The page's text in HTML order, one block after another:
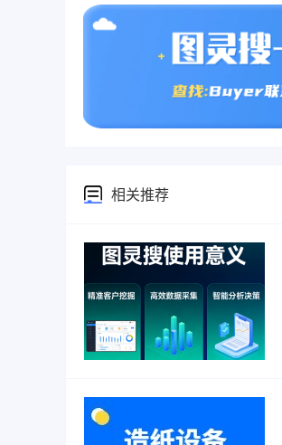
相关推荐